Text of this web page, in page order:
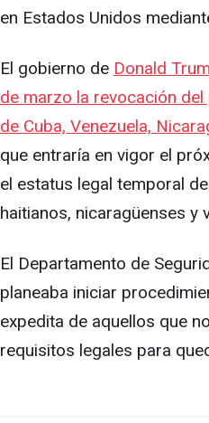
en Estados Unidos
El gobierno de Donald
de marzo la revocación
de Cuba, Venezuela,
que entraría en vigor el
el estatus legal temporal
haitianos, nicaragüenses y
El Departamento de
planeaba iniciar
expedita de aquellos que
requisitos legales para